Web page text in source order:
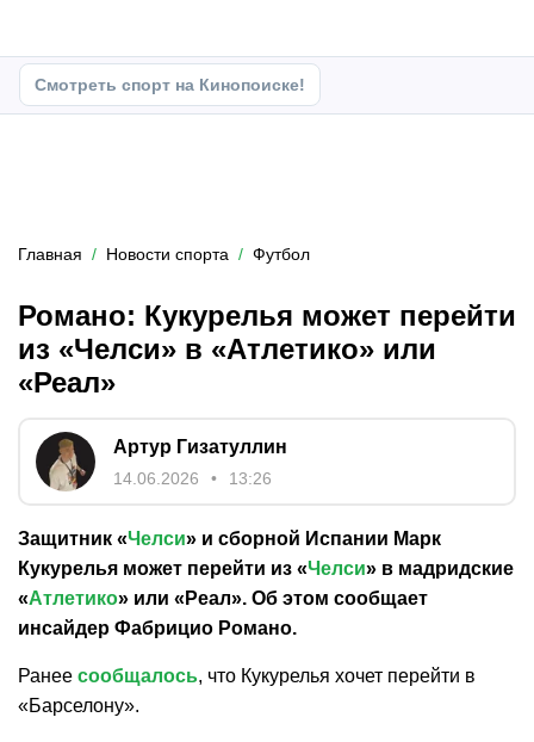
Смотреть спорт на Кинопоиске!
Главная Новости спорта Футбол
Романо: Кукурелья может перейти
из «Челси» в «Атлетико» или
«Реал»
Артур Гизатуллин
14.06.2026 13:26
Защитник «Челси» и сборной Испании Марк
Кукурелья может перейти из «Челси» в мадридские
«Атлетико» или «Реал». Об этом сообщает
инсайдер Фабрицио Романо.
Ранее сообщалось, что Кукурелья хочет перейти в
«Барселону».